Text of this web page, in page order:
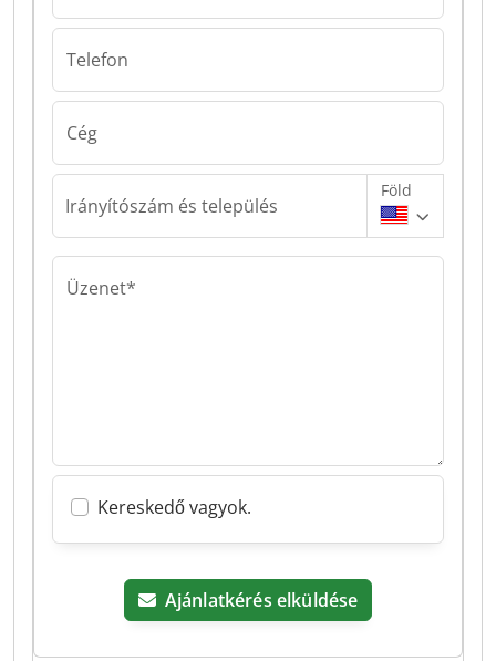
Telefon
Cég
Irányítószám és település
Föld
Üzenet*
Kereskedő vagyok.
Ajánlatkérés elküldése